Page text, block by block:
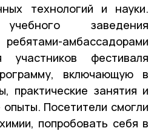
технологий и науки.
заведения
амбассадорами
участников фестиваля
включающую в
практические занятия и
Посетители смогли
попробовать себя в